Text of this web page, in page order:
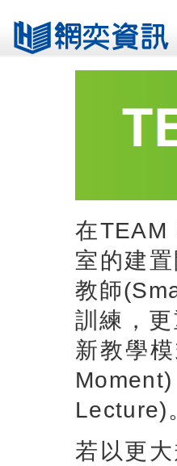
在TEAM
室的建
教師
訓練，
新教學
Lecture)
若以更